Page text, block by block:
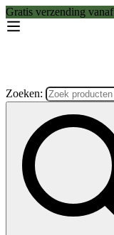
Gratis verzending
Zoeken: